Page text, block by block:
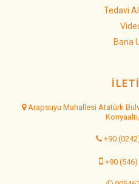
Tedavi
Bana
Arapsuyu Mahallesi Atatürk
+90
+90